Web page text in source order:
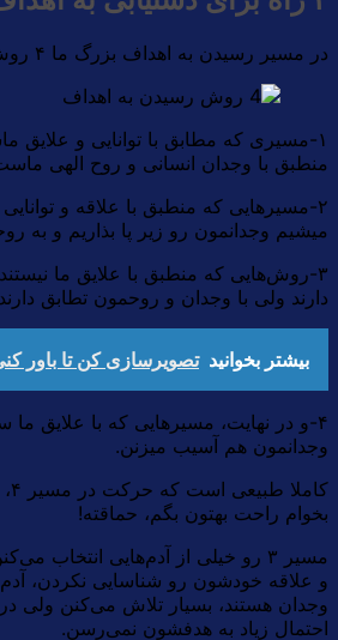
در مسیر رسیدن به اهداف بزرگ ما ۴ روش کلی داریم:
۱-مسیری که مطابق با توانایی و
منطبق با وجدان انسانی و روح الهی
۲-مسیرهایی که منطبق با علاقه و
میشیم وجدانمون رو زیر پا بذاریم و به
۳-روش‌هایی که منطبق با علایق ما
دارند ولی با وجدان و روحمون تطابق
بیشتر بخوانید تصویرسازی کن تا باور
۴-و در نهایت، مسیرهایی که با علایق ما
وجدانمون هم آسیب میزنن.
بخوام راحت بهتون بگم، حماقته!
مسیر ۳ رو خیلی از آدم‌هایی
و علاقه خودشون رو شناسایی نکردن،
وجدان هستند، بسیار تلاش می‌کنن ولی
احتمال زیاد به هدفشون نمی‌رسن.